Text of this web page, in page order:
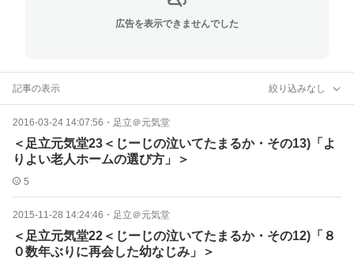
広告を表示できませんでした
記事の表示 絞り込みなし
2016-03-24 14:07:56 ・ 足立＠元気堂
＜足立元気堂23＜じーじの泣いてたまるか・その13)「よ
りよい老人ホームの選び方」＞
5
2015-11-28 14:24:46 ・ 足立＠元気堂
＜足立元気堂22＜じーじの泣いてたまるか・その12)「８
０数年ぶりに再会した幼なじみ」＞